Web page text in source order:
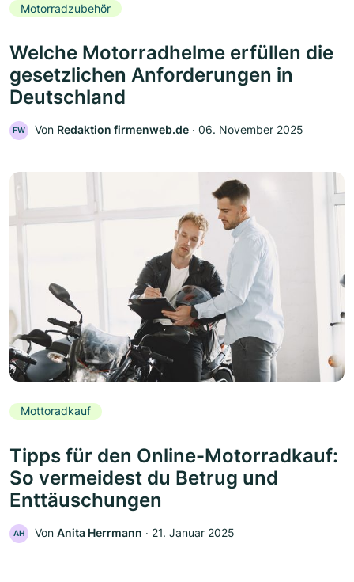
Motorradzubehör
Welche Motorradhelme erfüllen die
gesetzlichen Anforderungen in
Deutschland
FW Von Redaktion firmenweb.de ‧ 06. November 2025
Mottoradkauf
Tipps für den Online-Motorradkauf:
So vermeidest du Betrug und
Enttäuschungen
AH Von Anita Herrmann ‧ 21. Januar 2025